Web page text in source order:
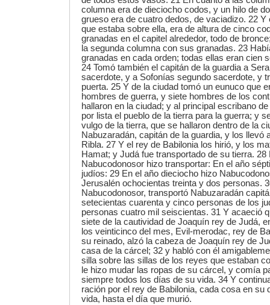
columna era de dieciocho codos, y un hilo de
grueso era de cuatro dedos, de vaciadizo. 22 Y
que estaba sobre ella, era de altura de cinco
granadas en el capitel alrededor, todo de
la segunda columna con sus granadas. 23
granadas en cada orden; todas ellas eran cien
24 Tomó también el capitán de la guardia a
sacerdote, y a Sofonías segundo sacerdote, y
puerta. 25 Y de la ciudad tomó un eunuco que
hombres de guerra, y siete hombres de los
hallaron en la ciudad; y al principal escribano
por lista el pueblo de la tierra para la guerra; y
vulgo de la tierra, que se hallaron dentro de la
Nabuzaradán, capitán de la guardia, y los llevó
Ribla. 27 Y el rey de Babilonia los hirió, y los
Hamat; y Judá fue transportado de su tierra. 28
Nabucodonosor hizo transportar: En el año
judíos: 29 En el año dieciocho hizo
Jerusalén ochocientas treinta y dos personas.
Nabucodonosor, transportó Nabuzaradán
setecientas cuarenta y cinco personas de los
personas cuatro mil seiscientas. 31 Y acaeció
siete de la cautividad de Joaquín rey de Judá,
los veinticinco del mes, Evil-merodac, rey de
su reinado, alzó la cabeza de Joaquín rey de
casa de la cárcel; 32 y habló con él
silla sobre las sillas de los reyes que estaban
le hizo mudar las ropas de su cárcel, y comía
siempre todos los días de su vida. 34 Y
ración por el rey de Babilonia, cada cosa en su
vida, hasta el día que murió.